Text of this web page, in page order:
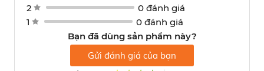
2
0 đánh giá
1
0 đánh giá
Bạn đã dùng sản phẩm này?
Gửi đánh giá của bạn